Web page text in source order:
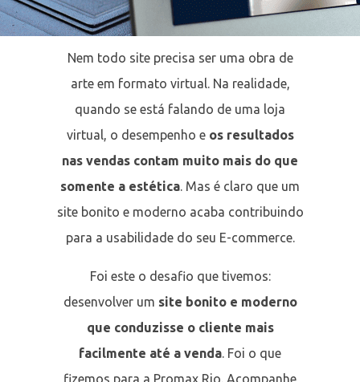
Nem todo site precisa ser uma obra de
arte em formato virtual. Na realidade,
quando se está falando de uma loja
virtual, o desempenho e os resultados
nas vendas contam muito mais do que
somente a estética. Mas é claro que um
site bonito e moderno acaba contribuindo
para a usabilidade do seu E-commerce.
Foi este o desafio que tivemos:
desenvolver um site bonito e moderno
que conduzisse o cliente mais
facilmente até a venda. Foi o que
fizemos para a Promax Rio. Acompanhe